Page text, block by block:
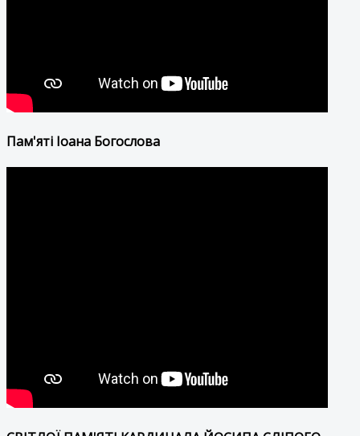
Пам'яті Іоана Богослова